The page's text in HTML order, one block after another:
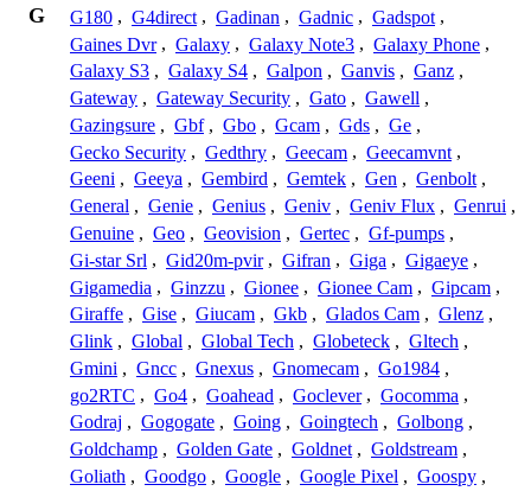
G G180 , G4direct , Gadinan , Gadnic , Gadspot ,
Gaines Dvr , Galaxy , Galaxy Note3 , Galaxy Phone ,
Galaxy S3 , Galaxy S4 , Galpon , Ganvis , Ganz ,
Gateway , Gateway Security , Gato , Gawell ,
Gazingsure , Gbf , Gbo , Gcam , Gds , Ge ,
Gecko Security , Gedthry , Geecam , Geecamvnt ,
Geeni , Geeya , Gembird , Gemtek , Gen , Genbolt ,
General , Genie , Genius , Geniv , Geniv Flux , Genrui ,
Genuine , Geo , Geovision , Gertec , Gf-pumps ,
Gi-star Srl , Gid20m-pvir , Gifran , Giga , Gigaeye ,
Gigamedia , Ginzzu , Gionee , Gionee Cam , Gipcam ,
Giraffe , Gise , Giucam , Gkb , Glados Cam , Glenz ,
Glink , Global , Global Tech , Globeteck , Gltech ,
Gmini , Gncc , Gnexus , Gnomecam , Go1984 ,
go2RTC , Go4 , Goahead , Goclever , Gocomma ,
Godraj , Gogogate , Going , Goingtech , Golbong ,
Goldchamp , Golden Gate , Goldnet , Goldstream ,
Goliath , Goodgo , Google , Google Pixel , Goospy ,